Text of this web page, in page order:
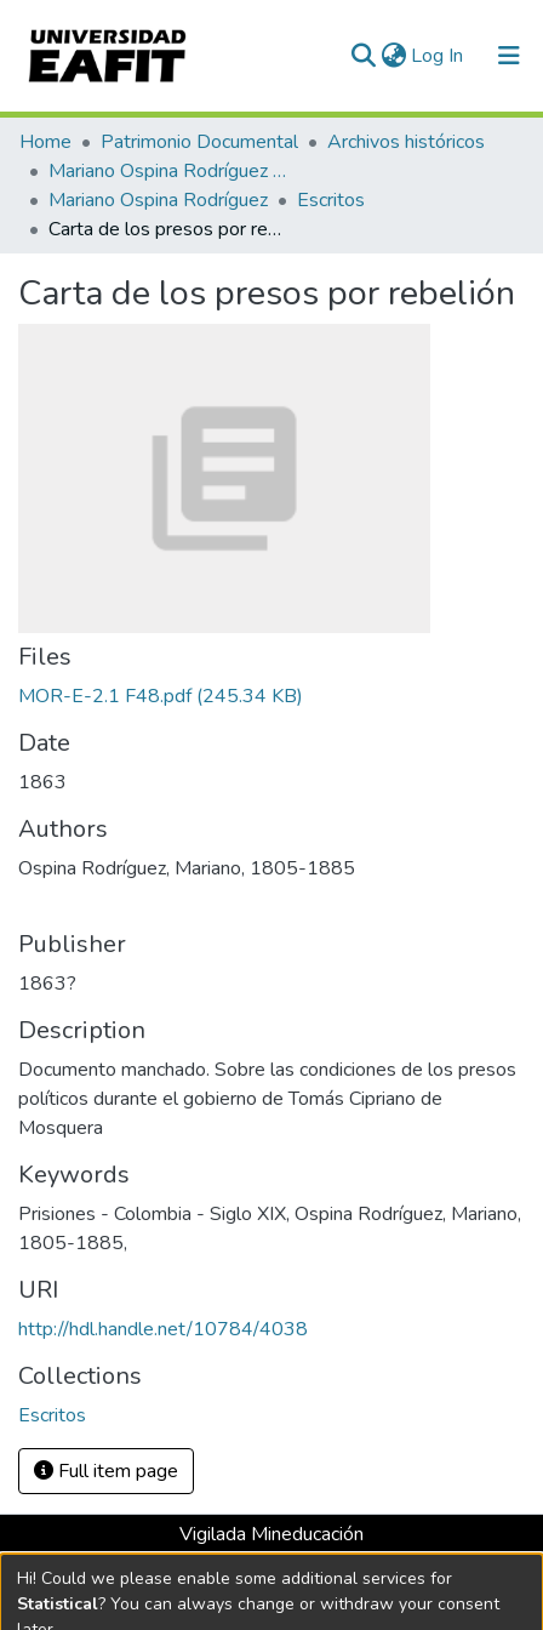
Log In (current)
Communities & Collections
All of DSpace
Statistics
Home Patrimonio Documental
Archivos históricos
Mariano Ospina Rodríguez (1826 -1912)
Mariano Ospina Rodríguez
Escritos
Carta de los presos por rebelión
Carta de los presos por rebelión
Files
MOR-E-2.1 F48.pdf(245.34 KB)
Date
1863
Authors
Ospina Rodríguez, Mariano, 1805-1885
Publisher
1863?
Description
Documento manchado. Sobre las condiciones de los presos
políticos durante el gobierno de Tomás Cipriano de
Mosquera
Keywords
Prisiones - Colombia - Siglo XIX, Ospina Rodríguez, Mariano,
1805-1885,
URI
http://hdl.handle.net/10784/4038
Collections
Escritos
Full item page
Vigilada Mineducación
Universidad con Acreditación Institucional hasta 2026 -
Resolución MEN 2158 de 2018
Hi! Could we please enable some additional services for
Statistical? You can always change or withdraw your consent